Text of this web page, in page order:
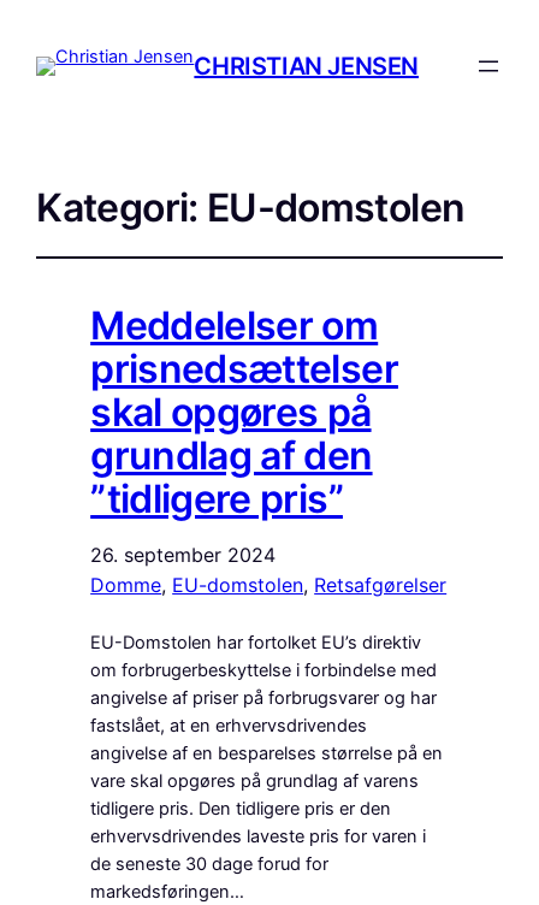
CHRISTIAN JENSEN
Kategori: EU-domstolen
Meddelelser om
prisnedsættelser
skal opgøres på
grundlag af den
”tidligere pris”
26. september 2024
Domme, EU-domstolen, Retsafgørelser
EU-Domstolen har fortolket EU’s direktiv
om forbrugerbeskyttelse i forbindelse med
angivelse af priser på forbrugsvarer og har
fastslået, at en erhvervsdrivendes
angivelse af en besparelses størrelse på en
vare skal opgøres på grundlag af varens
tidligere pris. Den tidligere pris er den
erhvervsdrivendes laveste pris for varen i
de seneste 30 dage forud for
markedsføringen…